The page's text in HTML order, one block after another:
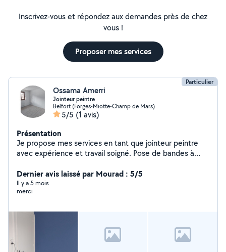
Inscrivez-vous et répondez aux demandes près de chez
vous !
Proposer mes services
Particulier
Ossama Amerri
Jointeur peintre
Belfort (Forges-Miotte-Champ de Mars)
5/5 (1 avis)
Présentation
Je propose mes services en tant que jointeur peintre
avec expérience et travail soigné. Pose de bandes à
Finitions propres et travail sérieux
Dernier avis laissé par Mourad : 5/5
Il y a 5 mois
merci